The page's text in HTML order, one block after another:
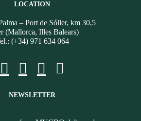
LOCATION
– Port de Sóller, km 30,5
(Mallorca, Illes Balears)
(+34) 971 634 064
NEWSLETTER